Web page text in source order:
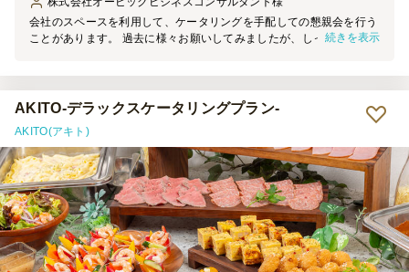
会社のスペースを利用して、ケータリングを手配しての懇親会を行う
ことがあります。 過去に様々お願いしてみましたが、しっかり花や
しっかり本格派。次回もお願いしたい。
続きを表示
AKITO-デラックスケータリングプラン-
AKITO(アキト)